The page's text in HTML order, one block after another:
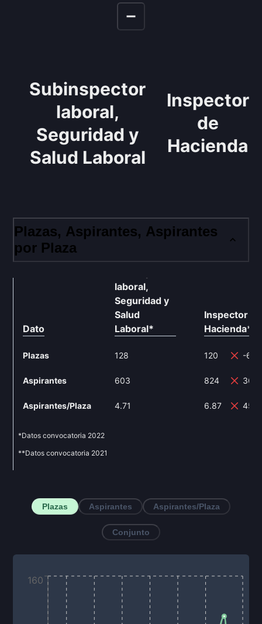
Subinspector
laboral,
Seguridad y
Salud Laboral
Inspector
de
Hacienda
Plazas, Aspirantes, Aspirantes
por Plaza
Dato
laboral,
Seguridad y
Salud
Laboral*
Plazas 128
Aspirantes 603
Aspirantes/Plaza 4.71
Inspector de
Hacienda**
120 -
824
6.87
*Datos convocatoria 2022
**Datos convocatoria 2021
Plazas Aspirantes Aspirantes/Plaza
Conjunto
160